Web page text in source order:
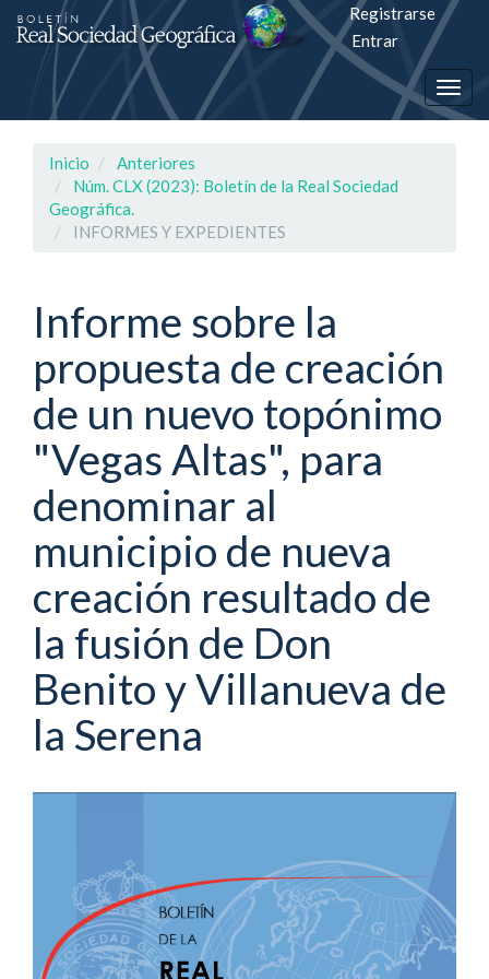
Salto
rápiso
a
página
Navegación
principal
Contenido
principal
Barra
lateral
Registrarse
Entrar
Inicio
Anteriores
Núm. CLX (2023): Boletín de la Real Sociedad
Geográfica.
INFORMES Y EXPEDIENTES
Informe sobre la
propuesta de creación
de un nuevo topónimo
"Vegas Altas", para
denominar al
municipio de nueva
creación resultado de
la fusión de Don
Benito y Villanueva de
la Serena
del
artículo